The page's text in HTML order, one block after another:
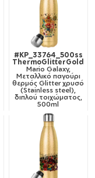
#KP_33764_500ss
ThermoGlitterGold
Mario Galaxy,
Μεταλλικό παγούρι
θερμός Glitter χρυσό
(Stainless steel),
διπλού τοιχώματος,
500ml